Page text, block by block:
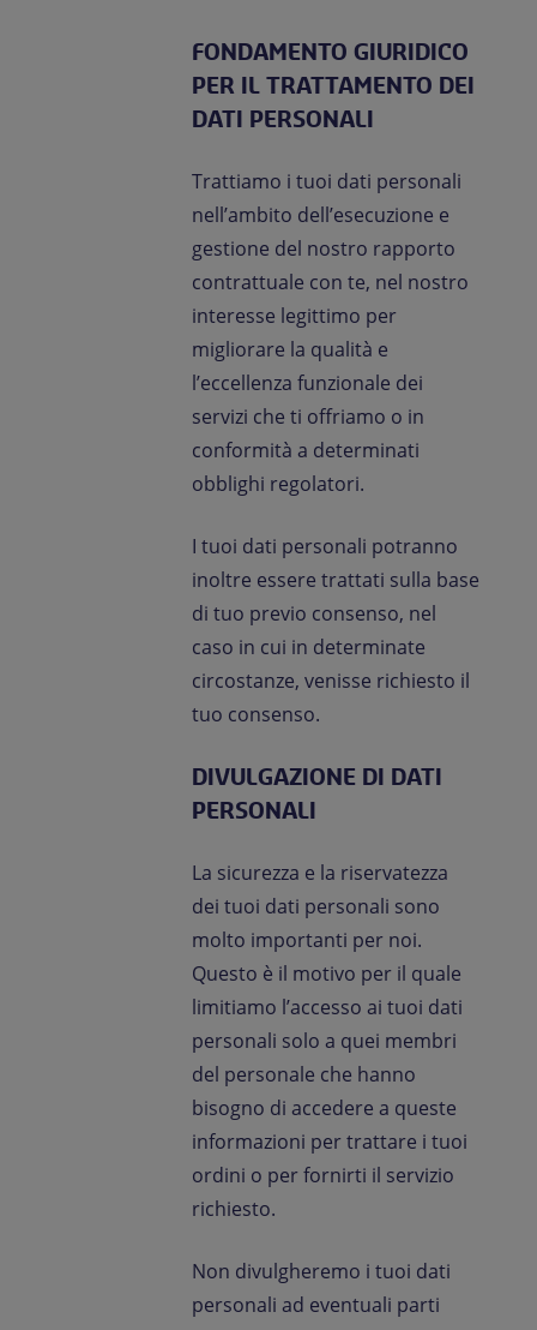
FONDAMENTO GIURIDICO
PER IL TRATTAMENTO DEI
DATI PERSONALI
Trattiamo i tuoi dati personali
nell’ambito dell’esecuzione e
gestione del nostro rapporto
contrattuale con te, nel nostro
interesse legittimo per
migliorare la qualità e
l’eccellenza funzionale dei
servizi che ti offriamo o in
conformità a determinati
obblighi regolatori.
I tuoi dati personali potranno
inoltre essere trattati sulla base
di tuo previo consenso, nel
caso in cui in determinate
circostanze, venisse richiesto il
tuo consenso.
DIVULGAZIONE DI DATI
PERSONALI
La sicurezza e la riservatezza
dei tuoi dati personali sono
molto importanti per noi.
Questo è il motivo per il quale
limitiamo l’accesso ai tuoi dati
personali solo a quei membri
del personale che hanno
bisogno di accedere a queste
informazioni per trattare i tuoi
ordini o per fornirti il servizio
richiesto.
Non divulgheremo i tuoi dati
personali ad eventuali parti